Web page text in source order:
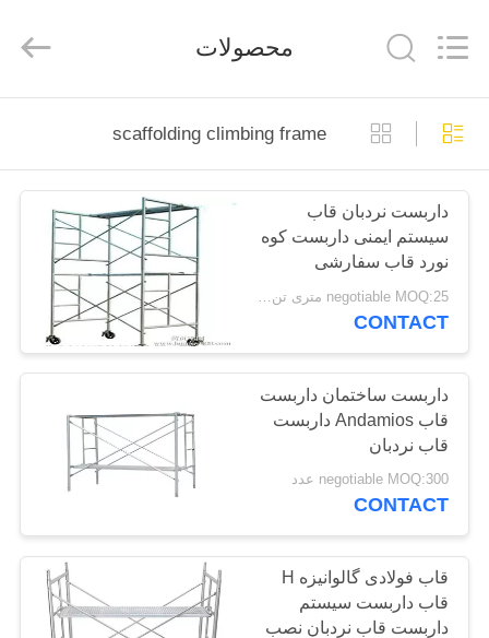
خانه
محصولات
دربارهی
تور
کارخانه
کنترل
کیفیت
تماس
Formwork
System
All
Reserved.
محصولات
scaffolding climbing frame
داربست نردبان قاب
سیستم ایمنی داربست کوه
نورد قاب سفارشی
negotiable MOQ:25 متری تن / متریک تن
CONTACT
داربست ساختمان داربست
قاب Andamios داربست
قاب نردبان
negotiable MOQ:300 عدد
CONTACT
قاب فولادی گالوانیزه H
قاب داربست سیستم
داربست قاب نردبان نصب